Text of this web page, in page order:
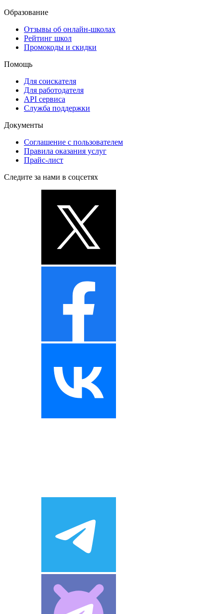
Образование
Отзывы об онлайн-школах
Рейтинг школ
Промокоды и скидки
Помощь
Для соискателя
Для работодателя
API сервиса
Служба поддержки
Документы
Соглашение с пользователем
Правила оказания услуг
Прайс-лист
Следите за нами в соцсетях